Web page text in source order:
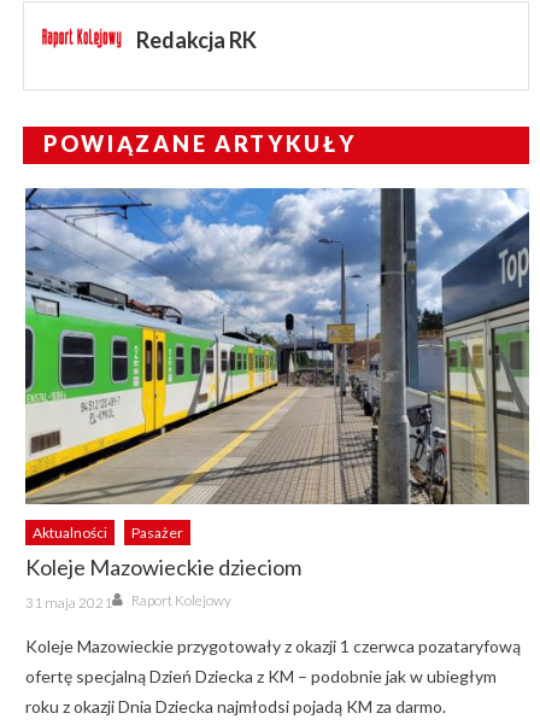
Redakcja RK
POWIĄZANE ARTYKUŁY
Aktualności Pasażer
Koleje Mazowieckie dzieciom
Posted
on
31 maja 2021 Author
Raport Kolejowy
Koleje Mazowieckie przygotowały z okazji 1 czerwca pozataryfową
ofertę specjalną Dzień Dziecka z KM – podobnie jak w ubiegłym
roku z okazji Dnia Dziecka najmłodsi pojadą KM za darmo.